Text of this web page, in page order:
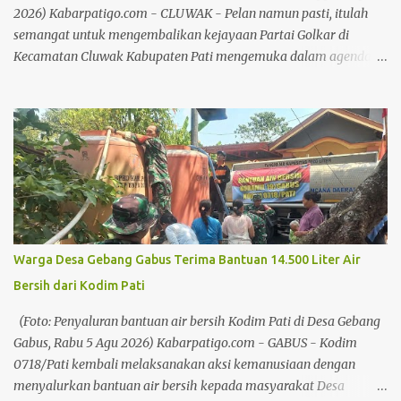
pemerintah daerah telah melakukan koordinasi dengan tim M...
2026) Kabarpatigo.com - CLUWAK - Pelan namun pasti, itulah
semangat untuk mengembalikan kejayaan Partai Golkar di
Kecamatan Cluwak Kabupaten Pati mengemuka dalam agenda
pengurus di wilayah Kecamatan Cluwak berkomitmen
meningkatkan perolehan suara pada Pemilu mendatang. Baca
juga: Bersilaturahmi Bersama Awak Media, Kapolresta Pati
Sampaikan Apresiasi dan Ucapan Terima Kasih Baca juga: Tokoh
Muhammadiyah Pati dan Pendiri BMT Fastabiq, Muhammad
Ridwan Tutup Usia Dalam kesempatan tersebut, Ketua DPD Partai
Golkar Kabupaten Pati, Endang Sri Wahyuningati menitipkan
pesan kepada seluruh kader dan pengurus Partai Golkar hingga
tingkat desa agar bekerja lebih maksimal dalam membesarkan
partai. Anggota DPRD Pati tersebut menegaskan, target
peningkatan suara harus menjadi perhatian bersama mengingat
pada pemilu-p...
Warga Desa Gebang Gabus Terima Bantuan 14.500 Liter Air
Bersih dari Kodim Pati
(Foto: Penyaluran bantuan air bersih Kodim Pati di Desa Gebang
Gabus, Rabu 5 Agu 2026) Kabarpatigo.com - GABUS - Kodim
0718/Pati kembali melaksanakan aksi kemanusiaan dengan
menyalurkan bantuan air bersih kepada masyarakat Desa